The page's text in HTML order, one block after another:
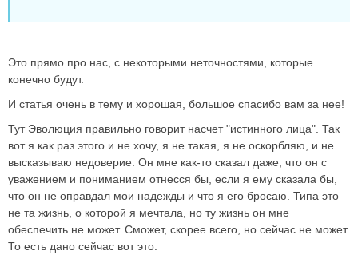
Это прямо про нас, с некоторыми неточностями, которые
конечно будут.
И статья очень в тему и хорошая, большое спасибо вам за нее!
Тут Эволюция правильно говорит насчет "истинного лица". Так
вот я как раз этого и не хочу, я не такая, я не оскорбляю, и не
высказываю недоверие. Он мне как-то сказал даже, что он с
уважением и пониманием отнесся бы, если я ему сказала бы,
что он не оправдал мои надежды и что я его бросаю. Типа это
не та жизнь, о которой я мечтала, но ту жизнь он мне
обеспечить не может. Сможет, скорее всего, но сейчас не может.
То есть дано сейчас вот это.